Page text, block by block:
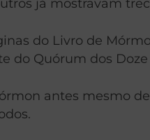
já mostravam
do Livro de
do Quórum dos Doze
antes mesmo